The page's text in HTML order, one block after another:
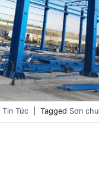
Tin Tức Tagged Sơn